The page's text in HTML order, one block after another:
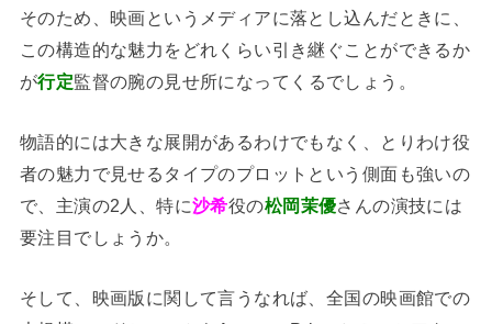
そのため、映画というメディアに落とし込んだときに、
この構造的な魅力をどれくらい引き継ぐことができるか
が行定監督の腕の見せ所になってくるでしょう。
物語的には大きな展開があるわけでもなく、とりわけ役
者の魅力で見せるタイプのプロットという側面も強いの
で、主演の2人、特に沙希役の松岡茉優さんの演技には
要注目でしょうか。
そして、映画版に関して言うなれば、全国の映画館での